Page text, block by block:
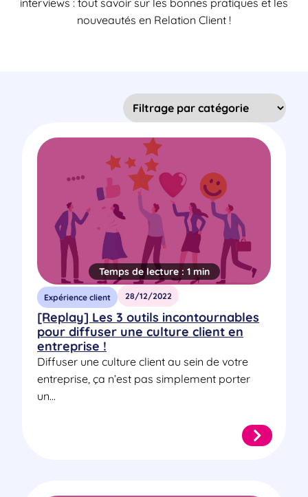
interviews : tout savoir sur les bonnes pratiques et les
nouveautés en Relation Client !
Temps de lecture : 1 min
Expérience client 28/12/2022
[Replay] Les 3 outils incontournables
pour diffuser une culture client en
entreprise !
Diffuser une culture client au sein de votre
entreprise, ça n’est pas simplement porter
un...